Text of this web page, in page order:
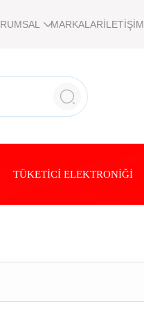
MARKALARİLETİŞİM
TÜKETİCİ ELEKTRONİĞİ